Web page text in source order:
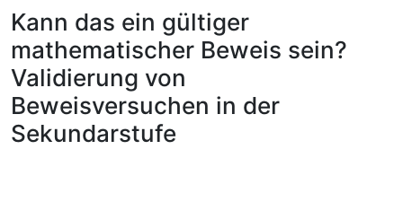
FAQ
Leitlinien
Zurück zur Startseite
Kann das ein gültiger
mathematischer Beweis sein?
Validierung von
Beweisversuchen in der
Sekundarstufe